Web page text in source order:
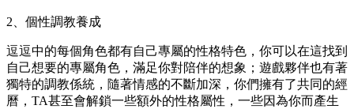
2、個性調教養成
逗逗中的每個角色都有自己專屬的性格特色，你可以在這找到
自己想要的專屬角色，滿足你對陪伴的想象；遊戲夥伴也有著
獨特的調教係統，隨著情感的不斷加深，你們擁有了共同的經
曆，TA甚至會解鎖一些額外的性格屬性，一些因為你而產生